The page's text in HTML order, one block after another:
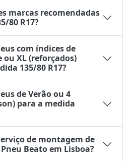
marcas recomendadas
80 R17?
com índices de
ou XL (reforçados)
135/80 R17?
de Verão ou 4
para a medida
de montagem de
Beato em Lisboa?